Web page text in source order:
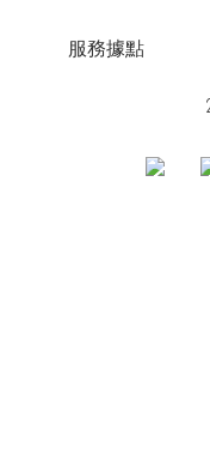
服務據點